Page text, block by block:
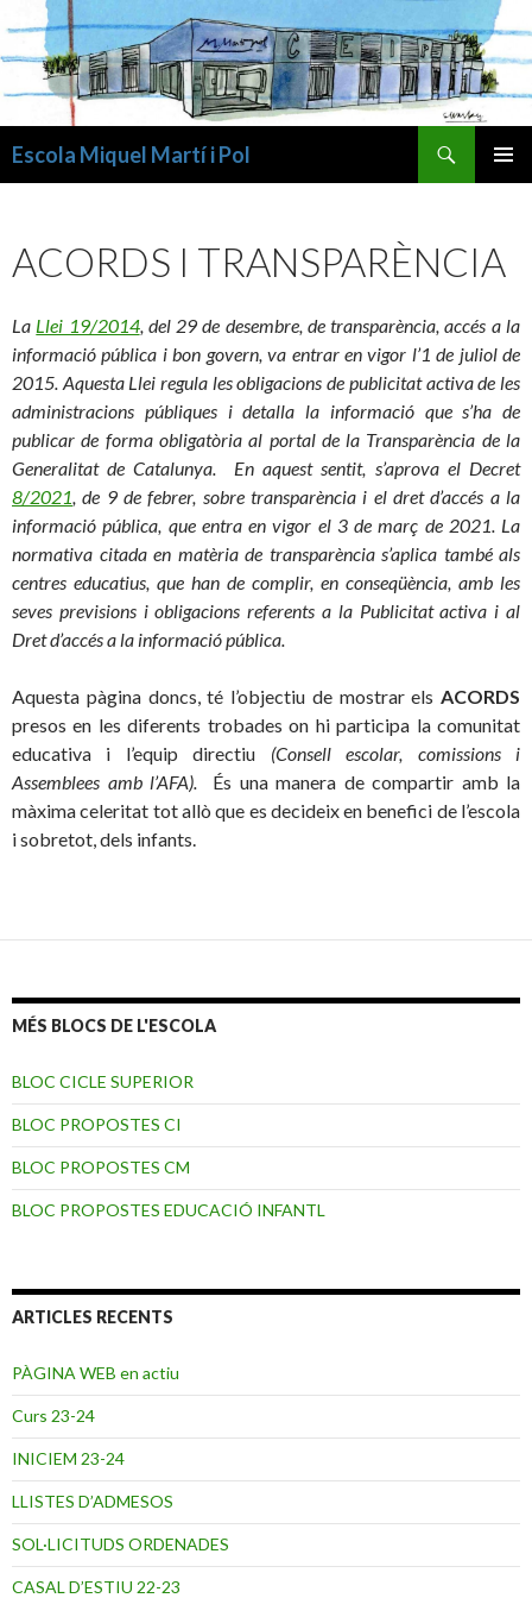
Escola Miquel Martí i Pol
ACORDS I TRANSPARÈNCIA
La Llei 19/2014, del 29 de desembre, de transparència, accés a la
informació pública i bon govern, va entrar en vigor l’1 de juliol de
2015. Aquesta Llei regula les obligacions de publicitat activa de les
administracions públiques i detalla la informació que s’ha de
publicar de forma obligatòria al portal de la Transparència de la
Generalitat de Catalunya. En aquest sentit, s’aprova el Decret
8/2021, de 9 de febrer, sobre transparència i el dret d’accés a la
informació pública, que entra en vigor el 3 de març de 2021. La
normativa citada en matèria de transparència s’aplica també als
centres educatius, que han de complir, en conseqüència, amb les
seves previsions i obligacions referents a la Publicitat activa i al
Dret d’accés a la informació pública.
Aquesta pàgina doncs, té l’objectiu de mostrar els ACORDS
presos en les diferents trobades on hi participa la comunitat
educativa i l’equip directiu (Consell escolar, comissions i
Assemblees amb l’AFA). És una manera de compartir amb la
màxima celeritat tot allò que es decideix en benefici de l’escola
i sobretot, dels infants.
MÉS BLOCS DE L'ESCOLA
BLOC CICLE SUPERIOR
BLOC PROPOSTES CI
BLOC PROPOSTES CM
BLOC PROPOSTES EDUCACIÓ INFANTL
ARTICLES RECENTS
PÀGINA WEB en actiu
Curs 23-24
INICIEM 23-24
LLISTES D’ADMESOS
SOL·LICITUDS ORDENADES
CASAL D’ESTIU 22-23